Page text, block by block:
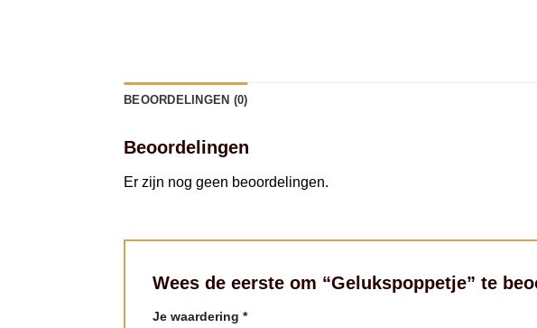
BEOORDELINGEN (0)
Beoordelingen
Er zijn nog geen beoordelingen.
Wees de eerste om “Gelukspoppetje” te
Je waardering *